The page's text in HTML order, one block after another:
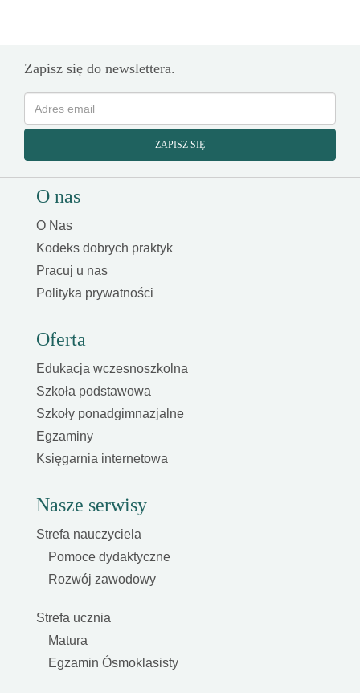
Zapisz się do newslettera.
ZAPISZ SIĘ
O nas
O Nas
Kodeks dobrych praktyk
Pracuj u nas
Polityka prywatności
Oferta
Edukacja wczesnoszkolna
Szkoła podstawowa
Szkoły ponadgimnazjalne
Egzaminy
Księgarnia internetowa
Nasze serwisy
Strefa nauczyciela
Pomoce dydaktyczne
Rozwój zawodowy
Strefa ucznia
Matura
Egzamin Ósmoklasisty